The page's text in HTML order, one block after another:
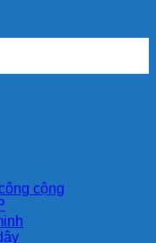
cộng